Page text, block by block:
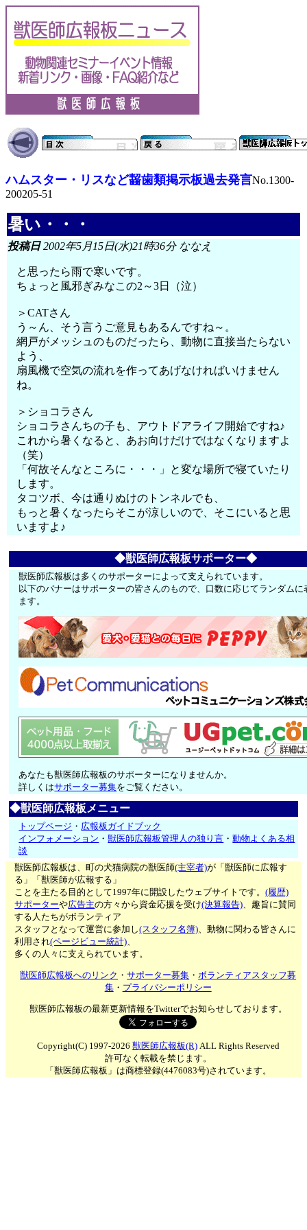
ハムスター・リスなど齧歯類掲示板過去発言No.1300-
200205-51
暑い・・・
投稿日2002年5月15日(水)21時36分 ななえ
と思ったら雨で寒いです。
ちょっと風邪ぎみなこの2～3日（泣）
＞CATさん
う～ん、そう言うご意見もあるんですね～。
網戸がメッシュのものだったら、動物に直接当たらない
よう、
扇風機で空気の流れを作ってあげなければいけません
ね。
＞ショコラさん
ショコラさんちの子も、アウトドアライフ開始ですね♪
これから暑くなると、あお向けだけではなくなりますよ
（笑）
「何故そんなところに・・・」と変な場所で寝ていたり
します。
タコツボ、今は通りぬけのトンネルでも、
もっと暑くなったらそこが涼しいので、そこにいると思
いますよ♪
◆獣医師広報板サポーター◆
獣医師広報板は多くのサポーターによって支えられています。
以下のバナーはサポーターの皆さんのもので、口数に応じてランダムに
ます。
あなたも獣医師広報板のサポーターになりませんか。
詳しくはサポーター募集をご覧ください。
◆獣医師広報板メニュー
トップページ ・ 広報板ガイドブック
インフォメーション ・獣医師広報板管理人の独り言 ・動物よくある相
談
獣医師広報板は、町の犬猫病院の獣医師(主宰者)が「獣医師に広報す
る」「獣医師が広報する」
ことを主たる目的として1997年に開設したウェブサイトです。(履歴)
サポーターや広告主の方々から資金応援を受け(決算報告)、趣旨に賛同
する人たちがボランティア
スタッフとなって運営に参加し(スタッフ名簿)、動物に関わる皆さんに
利用され(ページビュー統計)、
多くの人々に支えられています。
獣医師広報板へのリンク ・サポーター募集 ・ボランティアスタッフ募
集・ プライバシーポリシー
獣医師広報板の最新更新情報をTwitterでお知らせしております。
Copyright(C) 1997-2026 獣医師広報板(R)ALL Rights Reserved
許可なく転載を禁じます。
「獣医師広報板」は商標登録(4476083号)されています。